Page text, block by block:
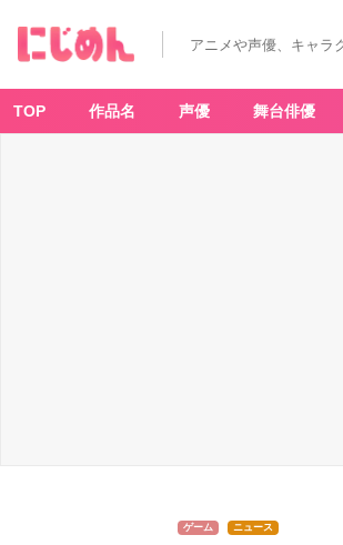
アニメや声優、キャラ
TOP 作品名 声優 舞台俳優
ゲーム ニュース